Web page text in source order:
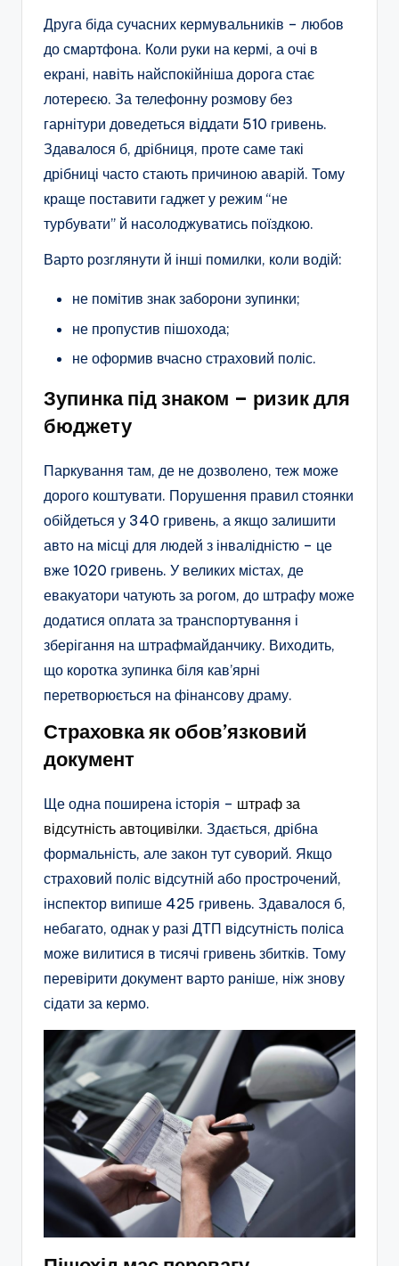
Друга біда сучасних кермувальників – любов
до смартфона. Коли руки на кермі, а очі в
екрані, навіть найспокійніша дорога стає
лотереєю. За телефонну розмову без
гарнітури доведеться віддати 510 гривень.
Здавалося б, дрібниця, проте саме такі
дрібниці часто стають причиною аварій. Тому
краще поставити гаджет у режим “не
турбувати” й насолоджуватись поїздкою.
Варто розглянути й інші помилки, коли водій:
не помітив знак заборони зупинки;
не пропустив пішохода;
не оформив вчасно страховий поліс.
Зупинка під знаком – ризик для
бюджету
Паркування там, де не дозволено, теж може
дорого коштувати. Порушення правил стоянки
обійдеться у 340 гривень, а якщо залишити
авто на місці для людей з інвалідністю – це
вже 1020 гривень. У великих містах, де
евакуатори чатують за рогом, до штрафу може
додатися оплата за транспортування і
зберігання на штрафмайданчику. Виходить,
що коротка зупинка біля кав’ярні
перетворюється на фінансову драму.
Страховка як обов’язковий
документ
Ще одна поширена історія – штраф за
відсутність автоцивілки. Здається, дрібна
формальність, але закон тут суворий. Якщо
страховий поліс відсутній або прострочений,
інспектор випише 425 гривень. Здавалося б,
небагато, однак у разі ДТП відсутність поліса
може вилитися в тисячі гривень збитків. Тому
перевірити документ варто раніше, ніж знову
сідати за кермо.